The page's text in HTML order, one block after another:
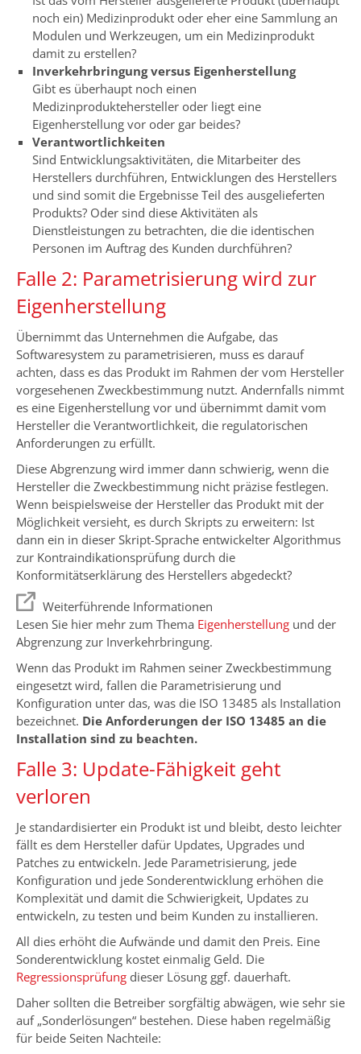
noch ein) Medizinprodukt oder eher eine Sammlung an
Modulen und Werkzeugen, um ein Medizinprodukt
damit zu erstellen?
Inverkehrbringung versus Eigenherstellung
Gibt es überhaupt noch einen
Medizinproduktehersteller oder liegt eine
Eigenherstellung vor oder gar beides?
Verantwortlichkeiten
Sind Entwicklungsaktivitäten, die Mitarbeiter des
Herstellers durchführen, Entwicklungen des Herstellers
und sind somit die Ergebnisse Teil des ausgelieferten
Produkts? Oder sind diese Aktivitäten als
Dienstleistungen zu betrachten, die die identischen
Personen im Auftrag des Kunden durchführen?
Falle 2: Parametrisierung wird zur
Eigenherstellung
Übernimmt das Unternehmen die Aufgabe, das
Softwaresystem zu parametrisieren, muss es darauf
achten, dass es das Produkt im Rahmen der vom Hersteller
vorgesehenen Zweckbestimmung nutzt. Andernfalls nimmt
es eine Eigenherstellung vor und übernimmt damit vom
Hersteller die Verantwortlichkeit, die regulatorischen
Anforderungen zu erfüllt.
Diese Abgrenzung wird immer dann schwierig, wenn die
Hersteller die Zweckbestimmung nicht präzise festlegen.
Wenn beispielsweise der Hersteller das Produkt mit der
Möglichkeit versieht, es durch Skripts zu erweitern: Ist
dann ein in dieser Skript-Sprache entwickelter Algorithmus
zur Kontraindikationsprüfung durch die
Konformitätserklärung des Herstellers abgedeckt?
Weiterführende Informationen
Lesen Sie hier mehr zum Thema Eigenherstellung und der
Abgrenzung zur Inverkehrbringung.
Wenn das Produkt im Rahmen seiner Zweckbestimmung
eingesetzt wird, fallen die Parametrisierung und
Konfiguration unter das, was die ISO 13485 als Installation
bezeichnet. Die Anforderungen der ISO 13485 an die
Installation sind zu beachten.
Falle 3: Update-Fähigkeit geht
verloren
Je standardisierter ein Produkt ist und bleibt, desto leichter
fällt es dem Hersteller dafür Updates, Upgrades und
Patches zu entwickeln. Jede Parametrisierung, jede
Konfiguration und jede Sonderentwicklung erhöhen die
Komplexität und damit die Schwierigkeit, Updates zu
entwickeln, zu testen und beim Kunden zu installieren.
All dies erhöht die Aufwände und damit den Preis. Eine
Sonderentwicklung kostet einmalig Geld. Die
Regressionsprüfung dieser Lösung ggf. dauerhaft.
Daher sollten die Betreiber sorgfältig abwägen, wie sehr sie
auf „Sonderlösungen“ bestehen. Diese haben regelmäßig
für beide Seiten Nachteile: